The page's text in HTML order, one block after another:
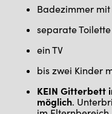
Badezimmer mit
separate Toilette
ein TV
bis zwei Kinder
KEIN Gitterbett
möglich.